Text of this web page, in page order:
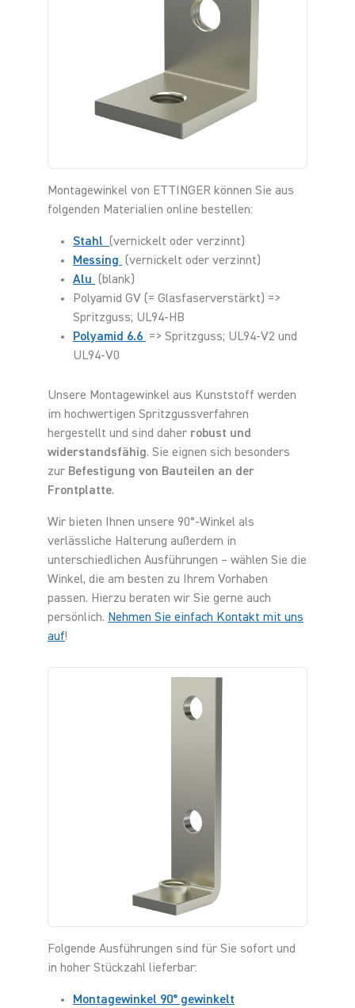
Montagewinkel von ETTINGER können Sie aus
folgenden Materialien online bestellen:
Stahl (vernickelt oder verzinnt)
Messing (vernickelt oder verzinnt)
Alu (blank)
Polyamid GV (= Glasfaserverstärkt) =>
Spritzguss; UL94-HB
Polyamid 6.6 => Spritzguss; UL94-V2 und
UL94-V0
Unsere Montagewinkel aus Kunststoff werden
im hochwertigen Spritzgussverfahren
hergestellt und sind daher robust und
widerstandsfähig. Sie eignen sich besonders
zur Befestigung von Bauteilen an der
Frontplatte.
Wir bieten Ihnen unsere 90°-Winkel als
verlässliche Halterung außerdem in
unterschiedlichen Ausführungen – wählen Sie die
Winkel, die am besten zu Ihrem Vorhaben
passen. Hierzu beraten wir Sie gerne auch
persönlich. Nehmen Sie einfach Kontakt mit uns
auf!
Folgende Ausführungen sind für Sie sofort und
in hoher Stückzahl lieferbar:
Montagewinkel 90° gewinkelt